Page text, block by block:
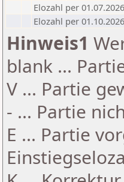
Elozahl per 01.07.2026
Elozahl per 01.10.2026
Hinweis1
blank ...
V ... Partie
- ... Partie
E ... Partie